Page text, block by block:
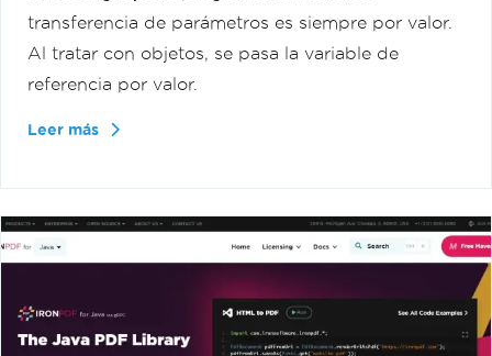
transferencia de parámetros es siempre por valor.
Al tratar con objetos, se pasa la variable de
referencia por valor.
Leer más